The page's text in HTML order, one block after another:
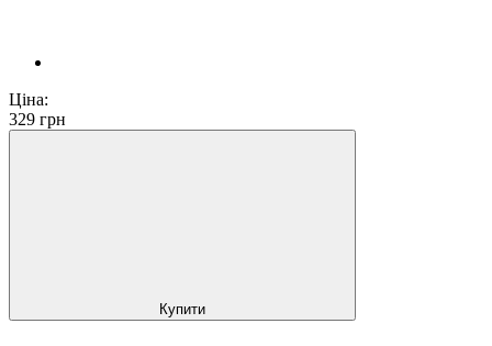
Ціна:
329 грн
Купити